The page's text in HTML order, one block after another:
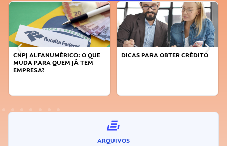
DICAS PARA OBTER CRÉDITO
FAÇA A DIFERENÇA: SEJA
ARQUIVOS